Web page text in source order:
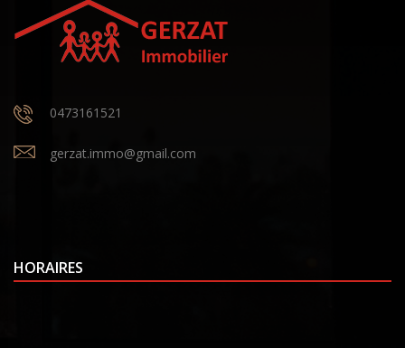
0473161521
gerzat.immo@gmail.com
HORAIRES